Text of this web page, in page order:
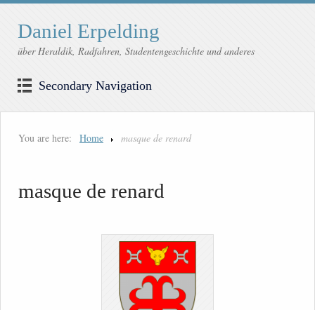
Daniel Erpelding
über Heraldik, Radfahren, Studentengeschichte und anderes
Secondary Navigation
You are here: Home masque de renard
masque de renard